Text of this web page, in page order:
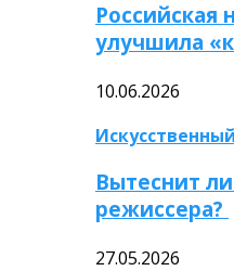
Российская
улучшила
10.06.2026
Вытеснит
режиссера?
27.05.2026